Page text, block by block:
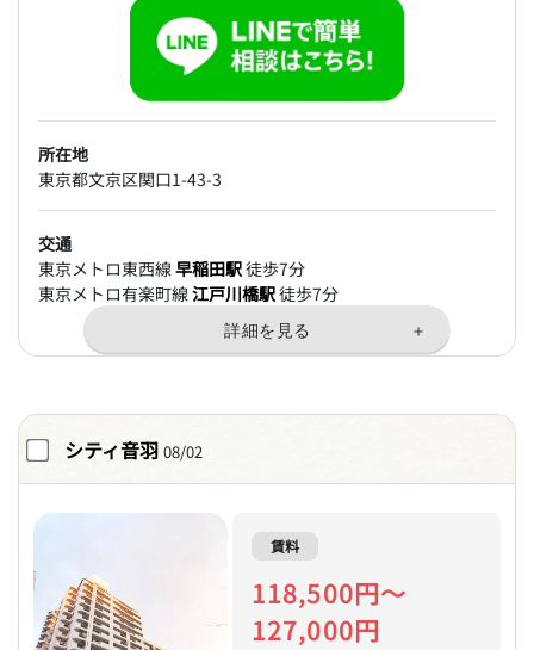
所在地
東京都文京区関口1-43-3
交通
東京メトロ東西線早稲田駅徒歩7分
東京メトロ有楽町線江戸川橋駅徒歩7分
シティ音羽 08/02
賃料
118,500円～
127,000円